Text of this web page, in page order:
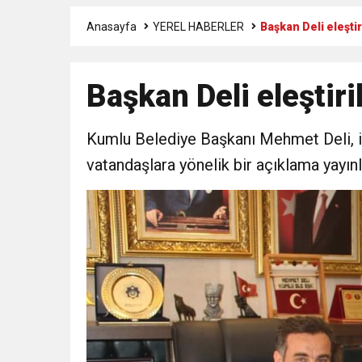
6:19 HBB BAŞKANI
17:36 KURUMLAR VERGİSİ
1:00 İTSO İŞ-KUR SGK
21:40 CEYLANDERE’DE
18:22 BAŞKAN SAMİ
Anasayfa YEREL HABERLER Başkan Deli
Başkan Deli
Kumlu Belediye Başkanı Mehmet Deli,
vatandaşlara yönelik bir açıklama